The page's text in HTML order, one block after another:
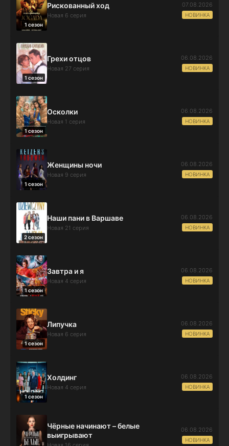
1 сезон
Рискованный ход
Новая 6 серия
07.08.2026
НОВИНКА
1 сезон
Грехи отцов
Новая 27 серия
06.08.2026
НОВИНКА
1 сезон
Осколки
Новая 1 серия
06.08.2026
НОВИНКА
1 сезон
Женщины ночи
Новая 9 серия
06.08.2026
НОВИНКА
2 сезон
Наши пани в Варшаве
Новая 21 серия
06.08.2026
НОВИНКА
1 сезон
Завтра и я
Новая 4 серия
06.08.2026
НОВИНКА
1 сезон
Липучка
Новая 6 серия
06.08.2026
НОВИНКА
1 сезон
Холдинг
Новая 4 серия
06.08.2026
НОВИНКА
Чёрные начинают – белые
выигрывают
06.08.2026
НОВИНКА